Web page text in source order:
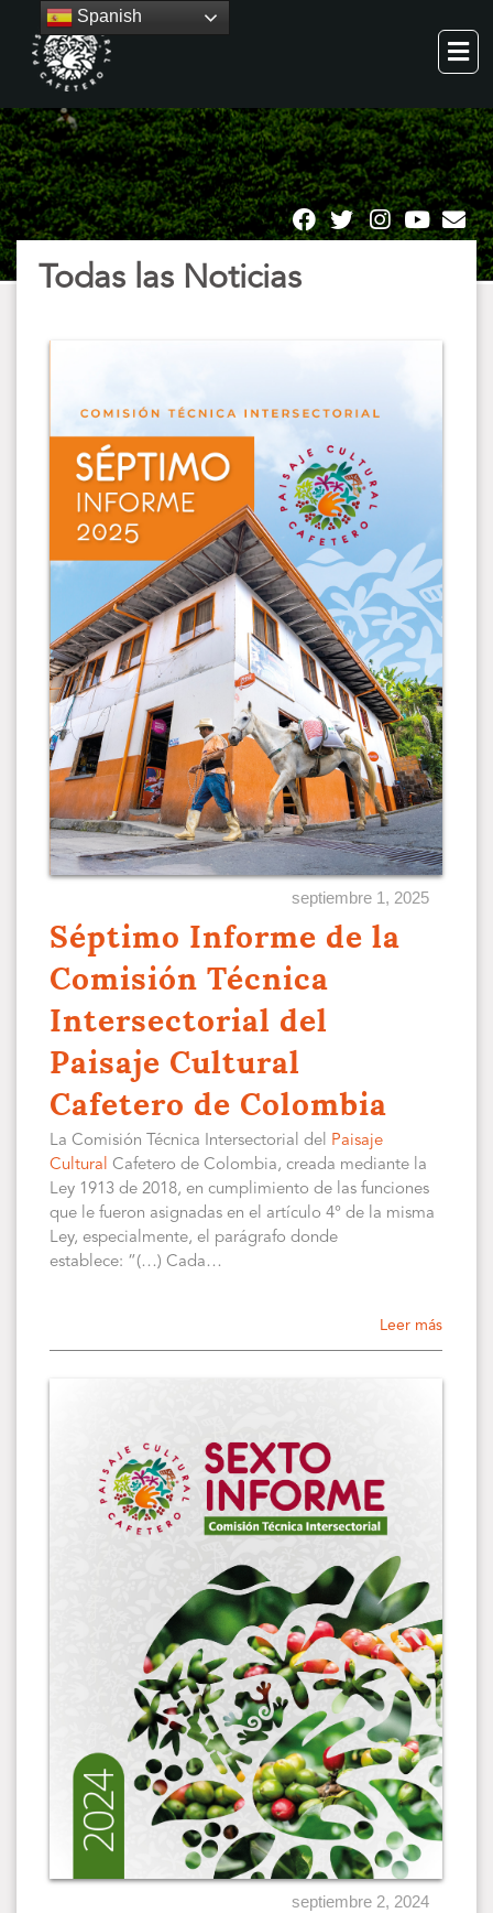
Todas las Noticias
Todas las Noticias
septiembre 1, 2025
Séptimo Informe de la
Comisión Técnica
Intersectorial del
Paisaje Cultural
Cafetero de Colombia
La Comisión Técnica Intersectorial del Paisaje
Cultural Cafetero de Colombia, creada mediante la
Ley 1913 de 2018, en cumplimiento de las funciones
que le fueron asignadas en el artículo 4° de la misma
Ley, especialmente, el parágrafo donde
establece: “(…) Cada…
Leer más
septiembre 2, 2024
Spanish